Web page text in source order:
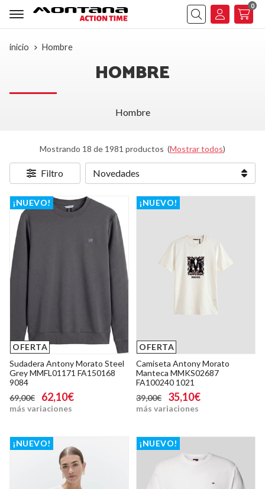
Buscar
0
inicio Hombre
HOMBRE
Hombre
Mostrando 18 de 1981 productos (Mostrar todos)
Filtro
OFERTA
¡NUEVO!
Sudadera Antony Morato Steel
Grey MMFL01171 FA150168
9084
69,00€
62,10€
más variaciones
OFERTA
¡NUEVO!
Camiseta Antony Morato
Manteca MMKS02687
FA100240 1021
39,00€
35,10€
más variaciones
¡NUEVO! ¡NUEVO!